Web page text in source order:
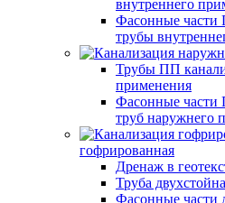
внутреннего
Фасонные
трубы
Трубы ПП
применения
Фасонные части
труб наружнего
гофрированная
Дренаж в
Труба
Фасонные части